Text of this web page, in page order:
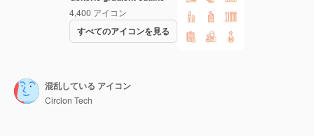
4,400 アイコン
すべてのアイコンを見る
混乱している アイコン
Circlon Tech